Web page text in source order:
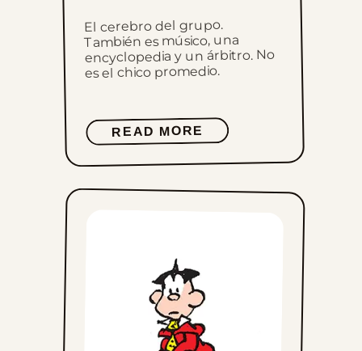
El cerebro del grupo.
También es músico, una
encyclopedia y un árbitro. No
es el chico promedio.
READ MORE